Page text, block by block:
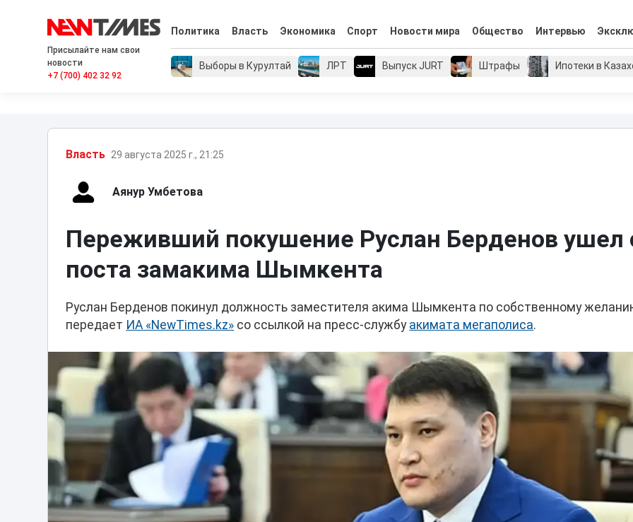
Присылайте нам свои
новости
+7 (700) 402 32 92
Политика Власть Экономика Спорт Новости мира Общество Интервью
Выборы в Курултай ЛРТ Выпуск JURT Штрафы Ипотеки в
Власть 29 августа 2025 г., 21:25
Аянур Умбетова
Переживший покушение Руслан Берденов ушел
поста замакима Шымкента
Руслан Берденов покинул должность заместителя акима Шымкента по собственному
передает ИА «NewTimes.kz» со ссылкой на пресс-службу акимата мегаполиса.